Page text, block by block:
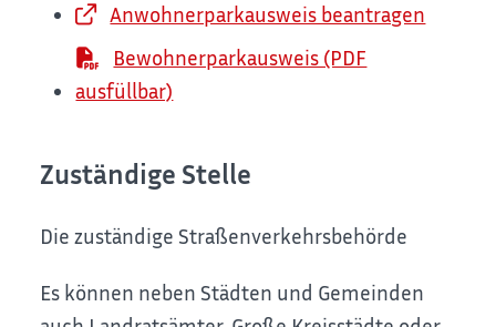
Anwohnerparkausweis beantragen
Bewohnerparkausweis (PDF
ausfüllbar)
Zuständige Stelle
Die zuständige Straßenverkehrsbehörde
Es können neben Städten und Gemeinden